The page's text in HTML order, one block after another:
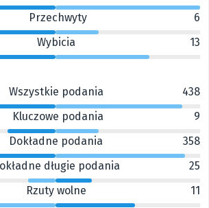
Przechwyty
6
Wybicia 13
Wszystkie podania
438
Kluczowe podania
9
Dokładne podania
358
długie podania
25
Rzuty wolne
11